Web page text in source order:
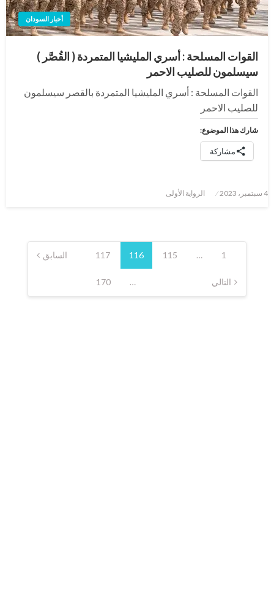
أخبار السودان
القوات المسلحة : أسري المليشيا المتمردة ( القُصَّر )
سيسلمون للصليب الاحمر
القوات المسلحة : أسري المليشيا المتمردة بالقصر سيسلمون
للصليب الاحمر
شارك هذا الموضوع:
مشاركة
نُشر
4 سبتمبر، 2023 الرواية الأولى
Posts
pagination
السابق 1
…
115
116
117
…
170 التالي